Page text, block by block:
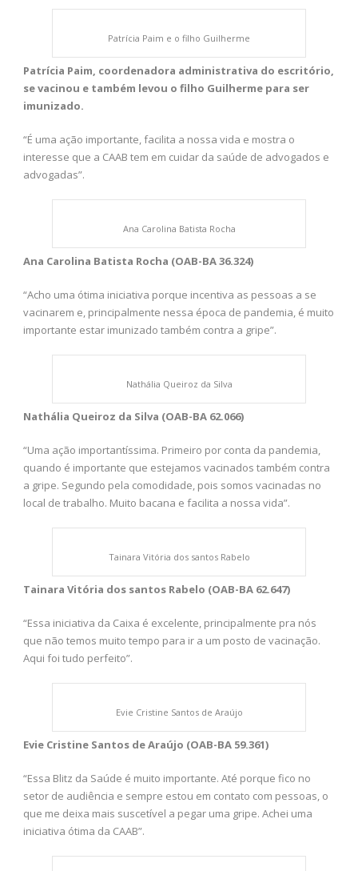
Patrícia Paim e o filho Guilherme
Patrícia Paim, coordenadora administrativa do escritório,
se vacinou e também levou o filho Guilherme para ser
imunizado.
“É uma ação importante, facilita a nossa vida e mostra o
interesse que a CAAB tem em cuidar da saúde de advogados e
advogadas”.
Ana Carolina Batista Rocha
Ana Carolina Batista Rocha (OAB-BA 36.324)
“Acho uma ótima iniciativa porque incentiva as pessoas a se
vacinarem e, principalmente nessa época de pandemia, é muito
importante estar imunizado também contra a gripe”.
Nathália Queiroz da Silva
Nathália Queiroz da Silva (OAB-BA 62.066)
“Uma ação importantíssima. Primeiro por conta da pandemia,
quando é importante que estejamos vacinados também contra
a gripe. Segundo pela comodidade, pois somos vacinadas no
local de trabalho. Muito bacana e facilita a nossa vida”.
Tainara Vitória dos santos Rabelo
Tainara Vitória dos santos Rabelo (OAB-BA 62.647)
“Essa iniciativa da Caixa é excelente, principalmente pra nós
que não temos muito tempo para ir a um posto de vacinação.
Aqui foi tudo perfeito”.
Evie Cristine Santos de Araújo
Evie Cristine Santos de Araújo (OAB-BA 59.361)
“Essa Blitz da Saúde é muito importante. Até porque fico no
setor de audiência e sempre estou em contato com pessoas, o
que me deixa mais suscetível a pegar uma gripe. Achei uma
iniciativa ótima da CAAB”.